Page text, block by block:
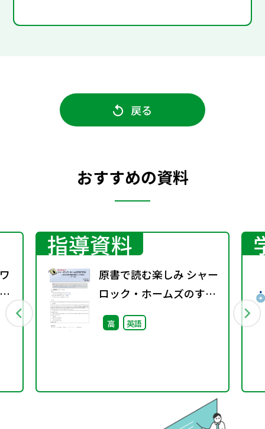
戻る
おすすめの資料
指導資料
原書で読む楽しみ シャー
ロック・ホームズのすす
め（11－135）―英文法
と構文理解の教材として
高 英語